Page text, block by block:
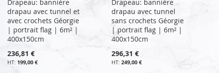
Drapeau: bannière
drapau avec tunnel et
avec crochets Géorgie
| portrait flag | 6m² |
400x150cm
236,81 €
199,00 €
Drapeau: bannière
drapau avec tunnel
sans crochets Géorgie
| portrait flag | 6m² |
400x150cm
296,31 €
249,00 €